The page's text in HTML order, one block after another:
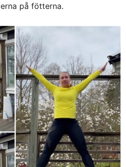
på fötterna.